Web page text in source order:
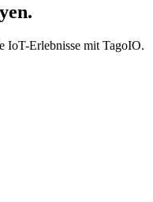
IoT-Erlebnisse mit TagoIO.